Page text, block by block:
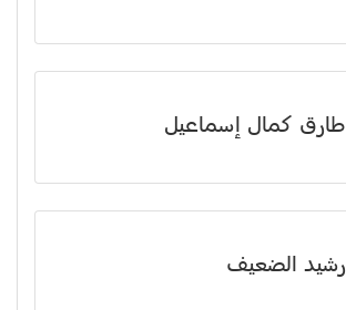
طارق كمال إسماعيل
رشيد الضعيف